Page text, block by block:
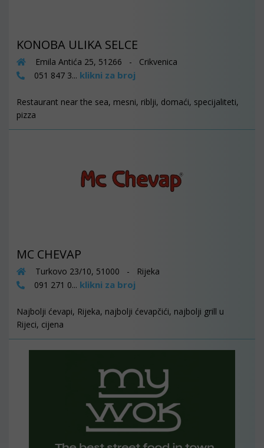
KONOBA ULIKA SELCE
Emila Antića 25, 51266 - Crikvenica
051 847 3... klikni za broj
Restaurant near the sea, mesni, riblji, domaći, specijaliteti,
pizza
MC CHEVAP
Turkovo 23/10, 51000 - Rijeka
091 271 0... klikni za broj
Najbolji ćevapi, Rijeka, najbolji ćevapčići, najbolji grill u
Rijeci, cijena